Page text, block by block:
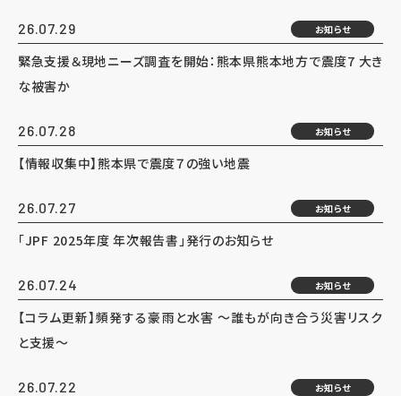
26.07.29 お知らせ
緊急支援＆現地ニーズ調査を開始：熊本県熊本地方で震度7 大き
な被害か
26.07.28 お知らせ
【情報収集中】熊本県で震度７の強い地震
26.07.27 お知らせ
「JPF 2025年度 年次報告書」発行のお知らせ
26.07.24 お知らせ
【コラム更新】頻発する豪雨と水害 ～誰もが向き合う災害リスク
と支援～
26.07.22 お知らせ